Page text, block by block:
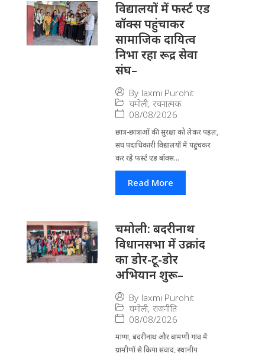
विद्यालयों में फर्स्ट एड
बॉक्स पहुंचाकर
सामाजिक दायित्व
निभा रहा रूद्र सेवा
संघ–
By laxmi Purohit
चमोली, रचनात्मक
08/08/2026
छात्र-छात्राओं की सुरक्षा को लेकर पहल,
संघ पदाधिकारी विद्यालयों में पहुंचकर
कर रहे फर्स्ट एड बॉक्स...
Read More
चमोली: बदरीनाथ
विधानसभा में उक्रांद
का डोर-टू-डोर
अभियान शुरू–
By laxmi Purohit
चमोली, राजनीति
08/08/2026
माणा, बदरीनाथ और बामणी गांव में
ग्रामीणों से किया संवाद, स्थानीय